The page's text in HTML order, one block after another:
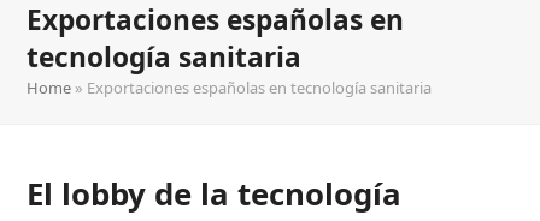
Exportaciones españolas en
tecnología sanitaria
Home » Exportaciones españolas en tecnología sanitaria
El lobby de la tecnología